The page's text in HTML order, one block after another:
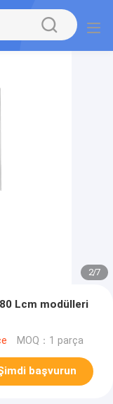
2/7
Lcm modülleri
MOQ：1 parça
başvurun